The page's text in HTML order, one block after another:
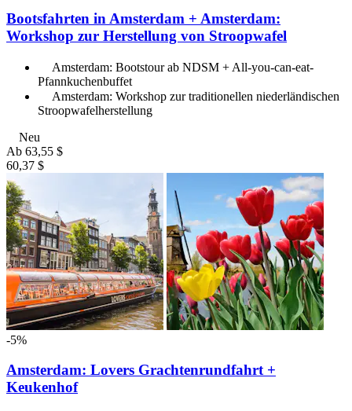
Bootsfahrten in Amsterdam + Amsterdam:
Workshop zur Herstellung von Stroopwafel
Amsterdam: Bootstour ab NDSM + All-you-can-eat-
Pfannkuchenbuffet
Amsterdam: Workshop zur traditionellen niederländischen
Stroopwafelherstellung
Neu
Ab 63,55 $
60,37 $
-5%
Amsterdam: Lovers Grachtenrundfahrt +
Keukenhof